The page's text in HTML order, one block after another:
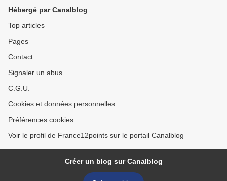
Hébergé par Canalblog
Top articles
Pages
Contact
Signaler un abus
C.G.U.
Cookies et données personnelles
Préférences cookies
Voir le profil de France12points sur le portail Canalblog
Créer un blog sur Canalblog